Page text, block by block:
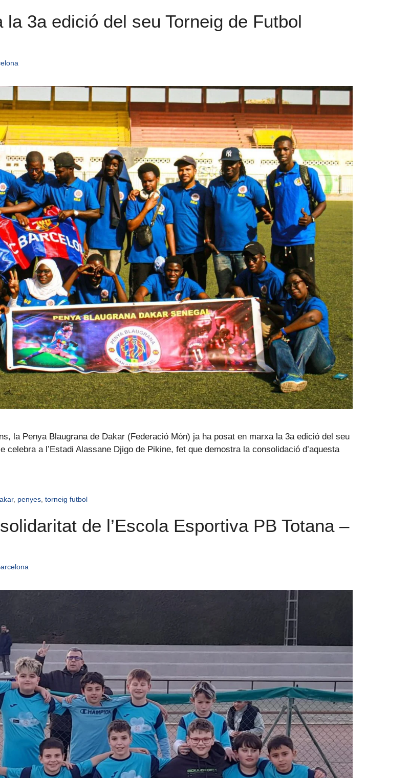
3a edició del seu Torneig de Futbol
la Penya Blaugrana de Dakar (Federació Món) ja ha posat en marxa la 3a edició del seu
a l’Estadi Alassane Djigo de Pikine, fet que demostra la consolidació d’aquesta
, penyes ,torneig futbol
de l’Escola Esportiva PB Totana –